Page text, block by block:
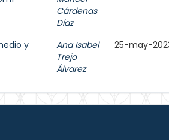
Cárdenas
Díaz
y
Ana Isabel
Trejo
Álvarez
25-may-